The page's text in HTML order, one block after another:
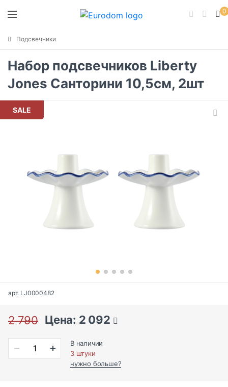
0
Подсвечники
Набор подсвечников Liberty
Jones Санторини 10,5см, 2шт
SALE
арт. LJ0000482
2 790 Цена: 2 092
В наличии
3 штуки
нужно больше?